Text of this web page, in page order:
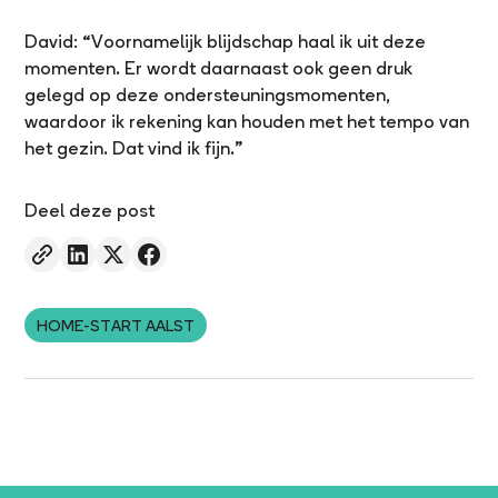
David: “Voornamelijk blijdschap haal ik uit deze
momenten. Er wordt daarnaast ook geen druk
gelegd op deze ondersteuningsmomenten,
waardoor ik rekening kan houden met het tempo van
het gezin. Dat vind ik fijn.”
Deel deze post
HOME-START AALST